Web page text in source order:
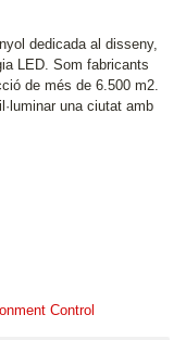
dedicada al disseny,
LED. Som fabricants
de més de 6.500 m2.
una ciutat amb
Control